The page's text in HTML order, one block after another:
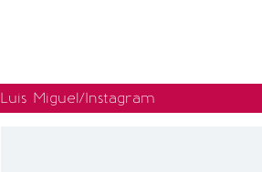
Luis Miguel/Instagram